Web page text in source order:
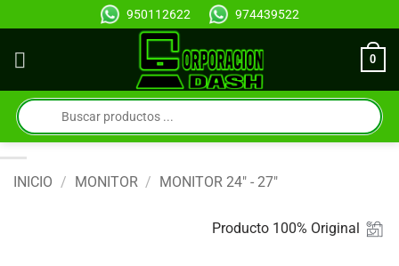
al
contenido
950112622 974439522
0
Búsqueda
de
productos
INICIO / MONITOR / MONITOR 24" - 27"
Producto 100% Original